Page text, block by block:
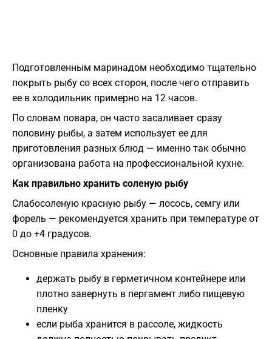
Подготовленным маринадом необходимо тщательно
покрыть рыбу со всех сторон, после чего отправить
ее в холодильник примерно на 12 часов.
По словам повара, он часто засаливает сразу
половину рыбы, а затем использует ее для
приготовления разных блюд — именно так обычно
организована работа на профессиональной кухне.
Как правильно хранить соленую рыбу
Слабосоленую красную рыбу — лосось, семгу или
форель — рекомендуется хранить при температуре от
0 до +4 градусов.
Основные правила хранения:
держать рыбу в герметичном контейнере или
плотно завернуть в пергамент либо пищевую
пленку
если рыба хранится в рассоле, жидкость